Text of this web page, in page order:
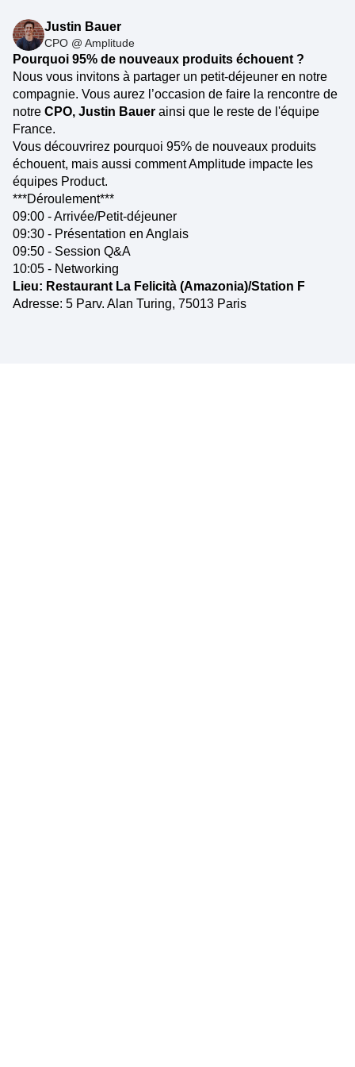
Justin Bauer
CPO @ Amplitude
Pourquoi 95% de nouveaux produits échouent ?
Nous vous invitons à partager un petit-déjeuner en notre
compagnie. Vous aurez l’occasion de faire la rencontre de
notre CPO, Justin Bauer ainsi que le reste de l'équipe
France.
Vous découvrirez pourquoi 95% de nouveaux produits
échouent, mais aussi comment Amplitude impacte les
équipes Product.
***Déroulement***
09:00 - Arrivée/Petit-déjeuner
09:30 - Présentation en Anglais
09:50 - Session Q&A
10:05 - Networking
Lieu: Restaurant La Felicità (Amazonia)/Station F
Adresse: 5 Parv. Alan Turing, 75013 Paris